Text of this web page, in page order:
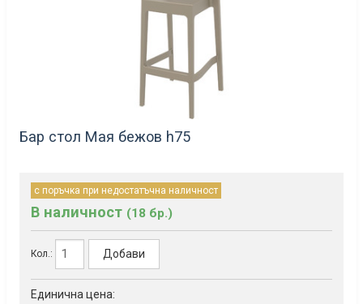
Бар стол Мая бежов h75
с поръчка при недостатъчна наличност
В наличност (18 бр.)
Кол.: Добави
Единична цена: